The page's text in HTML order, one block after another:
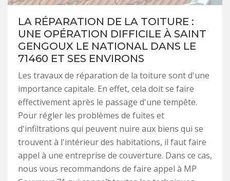
LA RÉPARATION DE LA TOITURE :
UNE OPÉRATION DIFFICILE À SAINT
GENGOUX LE NATIONAL DANS LE
71460 ET SES ENVIRONS
Les travaux de réparation de la toiture sont d'une
importance capitale. En effet, cela doit se faire
effectivement après le passage d'une tempête.
Pour régler les problèmes de fuites et
d'infiltrations qui peuvent nuire aux biens qui se
trouvent à l'intérieur des habitations, il faut faire
appel à une entreprise de couverture. Dans ce cas,
nous vous recommandons de faire appel à MP